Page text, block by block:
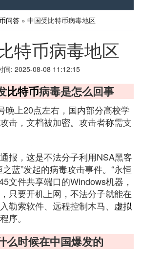
问答 » 中国受比特币病毒地区
特币病毒地区
间: 2025-08-08 11:12:15
比特币病毒是怎么回事
晚上20点左右，国内部分高校学
击，文档被加密。攻击者称需支
报，这是不法分子利用NSA黑客
蓝”发起的病毒攻击事件。“永恒
文件共享端口的Windows机器，
只要开机上网，不法分子就能在
勒索软件、远程控制木马、 虚拟
序。
么时候在中国爆发的